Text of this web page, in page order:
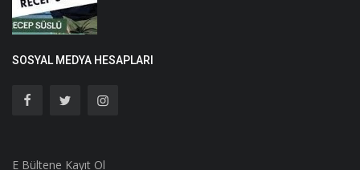
SOSYAL MEDYA HESAPLARI
E Bültene Kayıt Ol